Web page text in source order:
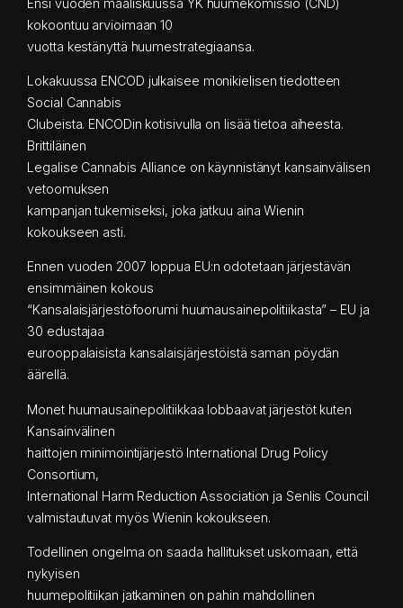
Ensi vuoden maaliskuussa YK huumekomissio (CND)
kokoontuu arvioimaan 10
vuotta kestänyttä huumestrategiaansa.
Lokakuussa ENCOD julkaisee monikielisen tiedotteen
Social Cannabis
Clubeista. ENCODin kotisivulla on lisää tietoa aiheesta.
Brittiläinen
Legalise Cannabis Alliance on käynnistänyt kansainvälisen
vetoomuksen
kampanjan tukemiseksi, joka jatkuu aina Wienin
kokoukseen asti.
Ennen vuoden 2007 loppua EU:n odotetaan järjestävän
ensimmäinen kokous
“Kansalaisjärjestöfoorumi huumausainepolitiikasta” – EU ja
30 edustajaa
eurooppalaisista kansalaisjärjestöistä saman pöydän
äärellä.
Monet huumausainepolitiikkaa lobbaavat järjestöt kuten
Kansainvälinen
haittojen minimointijärjestö International Drug Policy
Consortium,
International Harm Reduction Association ja Senlis Council
valmistautuvat myös Wienin kokoukseen.
Todellinen ongelma on saada hallitukset uskomaan, että
nykyisen
huumepolitiikan jatkaminen on pahin mahdollinen